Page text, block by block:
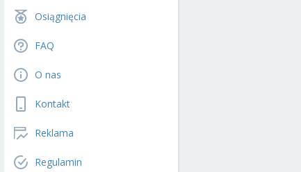
Osiągnięcia
FAQ
O nas
Kontakt
Reklama
Regulamin